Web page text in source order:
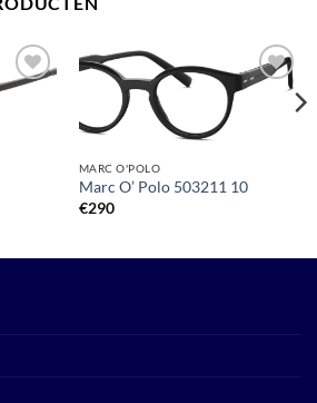
Toevoegen
verlanglijst
MARC O'POLO
Marc O’ Polo 503211 10
€290